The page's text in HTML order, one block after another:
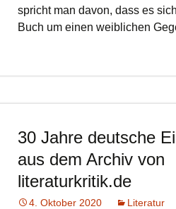
spricht man davon, dass es
Buch um einen weiblichen
30 Jahre deutsche
aus dem Archiv von
literaturkritik.de
4. Oktober 2020
Literatur